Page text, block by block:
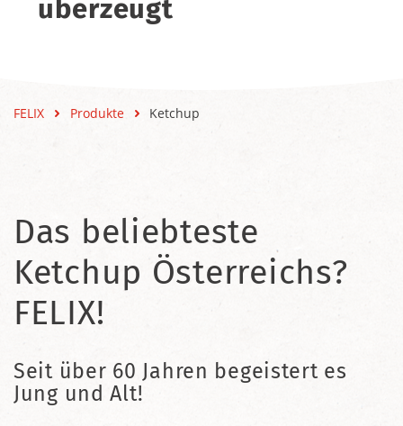
überzeugt
FELIX Produkte Ketchup
Das beliebteste
Ketchup Österreichs?
FELIX!
Seit über 60 Jahren begeistert es
Jung und Alt!